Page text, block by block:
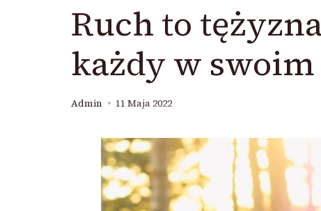
Ruch to
każdy w
Admin 11 Maja 2022